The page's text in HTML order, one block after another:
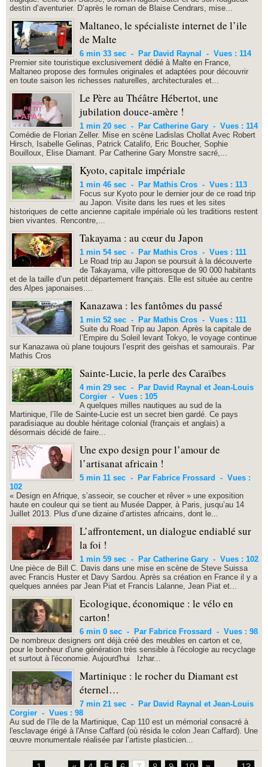
destin d’aventurier. D’après le roman de Blaise Cendrars, mise...
Maltaneo, le spécialiste internet de l’ile
de Malte
6 min 33 sec- Par David Raynal - Vues : 114
Premier site touristique exclusivement dédié à Malte en France,
Maltaneo propose des formules originales et adaptées pour découvrir
en toute saison les richesses naturelles, architecturales et...
Le Père au Théâtre Hébertot, une
jubilation douce-amère !
1 min 20 sec- Par Catherine Gary- Vues : 114
Comédie de Florian Zeller. Mise en scène Ladislas Chollat Avec Robert
Hirsch, Isabelle Gelinas, Patrick Catalifo, Eric Boucher, Sophie
Bouilloux, Elise Diamant. Par Catherine Gary Monstre sacré,...
Kyoto, capitale impériale
1 min 46 sec- Par Mathis Cros- Vues : 113
Focus sur Kyoto pour le dernier jour de ce road trip
au Japon. Visite dans les rues et les sites
historiques de cette ancienne capitale impériale où les traditions restent
bien vivantes. Rencontre,...
Takayama : au cœur du Japon
1 min 54 sec- Par Mathis Cros- Vues : 111
Le Road trip au Japon se poursuit à la découverte
de Takayama, ville pittoresque de 90 000 habitants
et de la taille d’un petit département français. Elle est située au centre
des Alpes japonaises....
Kanazawa : les fantômes du passé
1 min 52 sec- Par Mathis Cros- Vues : 111
Suite du Road Trip au Japon. Après la capitale de
l’Empire du Soleil levant Tokyo, le voyage continue
sur Kanazawa où plane toujours l’esprit des geishas et samouraïs. Par
Mathis Cros
Sainte-Lucie, la perle des Caraïbes
4 min 29 sec-
Par David Raynal et Jean-Louis
Corgier- Vues : 105
A quelques milles nautiques au sud de la
Martinique, l’île de Sainte-Lucie est un secret bien gardé. Ce pays
paradisiaque au double héritage colonial (français et anglais) a
désormais décidé de faire...
Une expo design pour l’amour de
l’artisanat africain !
5 min 11 sec- Par Fabrice Frossard - Vues :
102
« Design en Afrique, s’asseoir, se coucher et rêver » une exposition
haute en couleur qui se tient au Musée Dapper, à Paris, jusqu’au 14
Juillet 2013. Plus d’une dizaine d’artistes africains, dont le...
L’affrontement, un dialogue endiablé sur
la foi !
1 min 59 sec- Par Catherine Gary- Vues : 102
Une pièce de Bill C. Davis dans une mise en scène de Steve Suissa
avec Francis Huster et Davy Sardou. Après sa création en France il y a
quelques années par Jean Piat et Francis Lalanne, Jean Piat et...
Ecologique, économique : le vélo en
carton!
6 min 0 sec- Par Fabrice Frossard - Vues : 98
De nombreux designers ont déjà créé des meubles en carton et ce,
pour le bonheur d'une génération très sensible à l'écologie au recyclage
et surtout à l'économie. Aujourd'hui Izhar...
Martinique : le rocher du Diamant est
éternel…
7 min 21 sec-
Par David Raynal et Jean-Louis
Corgier - Vues : 98
Au sud de l’île de la Martinique, Cap 110 est un mémorial consacré à
l'esclavage érigé à l'Anse Caffard (où résida le colon Jean Caffard). Une
œuvre monumentale réalisée par l’artiste plasticien...